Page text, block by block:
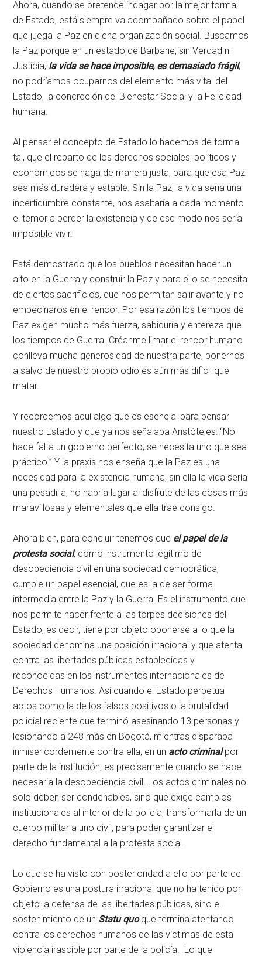
Ahora, cuando se pretende indagar por la mejor forma
de Estado, está siempre va acompañado sobre el papel
que juega la Paz en dicha organización social. Buscamos
la Paz porque en un estado de Barbarie, sin Verdad ni
Justicia, la vida se hace imposible, es demasiado frágil,
no podríamos ocuparnos del elemento más vital del
Estado, la concreción del Bienestar Social y la Felicidad
humana.
Al pensar el concepto de Estado lo hacemos de forma
tal, que el reparto de los derechos sociales, políticos y
económicos se haga de manera justa, para que esa Paz
sea más duradera y estable. Sin la Paz, la vida sería una
incertidumbre constante, nos asaltaría a cada momento
el temor a perder la existencia y de ese modo nos sería
imposible vivir.
Está demostrado que los pueblos necesitan hacer un
alto en la Guerra y construir la Paz y para ello se necesita
de ciertos sacrificios, que nos permitan salir avante y no
empecinaros en el rencor. Por esa razón los tiempos de
Paz exigen mucho más fuerza, sabiduría y entereza que
los tiempos de Guerra. Créanme limar el rencor humano
conlleva mucha generosidad de nuestra parte, ponernos
a salvo de nuestro propio odio es aún más difícil que
matar.
Y recordemos aquí algo que es esencial para pensar
nuestro Estado y que ya nos señalaba Aristóteles: “No
hace falta un gobierno perfecto; se necesita uno que sea
práctico.” Y la praxis nos enseña que la Paz es una
necesidad para la existencia humana, sin ella la vida sería
una pesadilla, no habría lugar al disfrute de las cosas más
maravillosas y elementales que ella trae consigo.
Ahora bien, para concluir tenemos que el papel de la
protesta social, como instrumento legítimo de
desobediencia civil en una sociedad democrática,
cumple un papel esencial, que es la de ser forma
intermedia entre la Paz y la Guerra. Es el instrumento que
nos permite hacer frente a las torpes decisiones del
Estado, es decir, tiene por objeto oponerse a lo que la
sociedad denomina una posición irracional y que atenta
contra las libertades públicas establecidas y
reconocidas en los instrumentos internacionales de
Derechos Humanos. Así cuando el Estado perpetua
actos como la de los falsos positivos o la brutalidad
policial reciente que terminó asesinando 13 personas y
lesionando a 248 más en Bogotá, mientras disparaba
inmisericordemente contra ella, en un acto criminalpor
parte de la institución, es precisamente cuando se hace
necesaria la desobediencia civil. Los actos criminales no
solo deben ser condenables, sino que exige cambios
institucionales al interior de la policía, transformarla de un
cuerpo militar a uno civil, para poder garantizar el
derecho fundamental a la protesta social.
Lo que se ha visto con posterioridad a ello por parte del
Gobierno es una postura irracional que no ha tenido por
objeto la defensa de las libertades públicas, sino el
sostenimiento de un Statu quoque termina atentando
contra los derechos humanos de las víctimas de esta
violencia irascible por parte de la policía. Lo que